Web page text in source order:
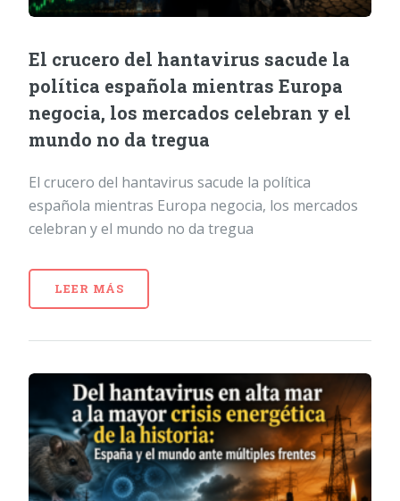
El crucero del hantavirus sacude la
política española mientras Europa
negocia, los mercados celebran y el
mundo no da tregua
El crucero del hantavirus sacude la política
española mientras Europa negocia, los mercados
celebran y el mundo no da tregua
LEER MÁS